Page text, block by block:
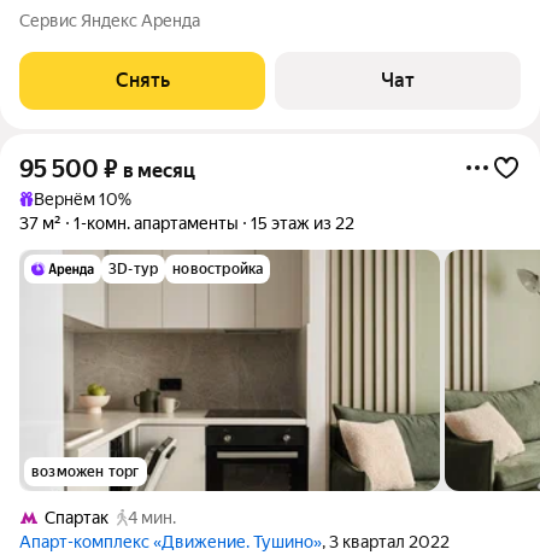
месяцев. Из техники есть: Телевизор Духовой шкаф
Стиральная машина Холодильник Посудомоечная машина
Кондиционер Микроволновка Пылесос
Сервис Яндекс Аренда
Снять Чат
95 500 ₽ в месяц
Вернём 10%
37 м²
1-комн. апартаменты 15 этаж из 22
3D-тур новостройка
возможен торг
Спартак
4 мин.
Апарт-комплекс «Движение. Тушино», 3 квартал 2022